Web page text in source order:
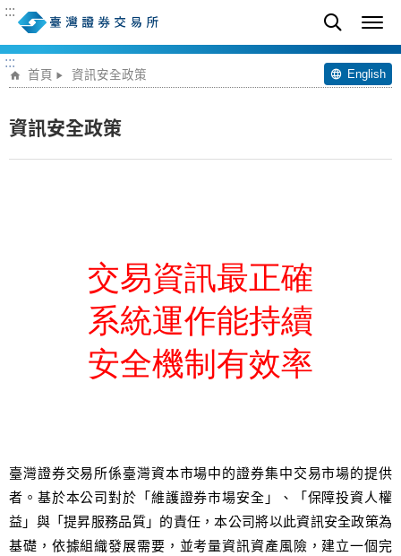
:::
:::
首頁 資訊安全政策 English
資訊安全政策
交易資訊最正確
系統運作能持續
安全機制有效率
臺灣證券交易所係臺灣資本市場中的證券集中交易市場的提供
者。基於本公司對於「維護證券市場安全」、「保障投資人權
益」與「提昇服務品質」的責任，本公司將以此資訊安全政策為
基礎，依據組織發展需要，並考量資訊資產風險，建立一個完